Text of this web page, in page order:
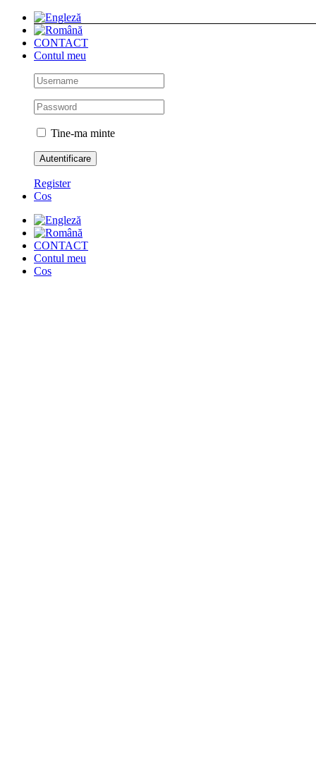
Skip
contentCONTACT
Contul meu
Tine-ma minte
Register
Cos
CONTACT
Contul meu
Cos